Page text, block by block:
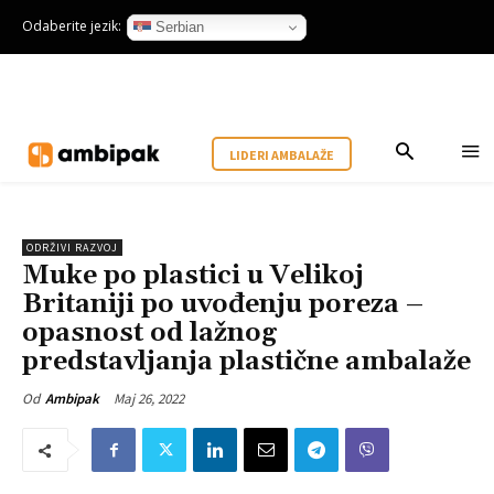
Odaberite jezik: Serbian
LIDERI AMBALAŽE
ODRŽIVI RAZVOJ
Muke po plastici u Velikoj
Britaniji po uvođenju poreza –
opasnost od lažnog
predstavljanja plastične ambalaže
Od Ambipak Maj 26, 2022